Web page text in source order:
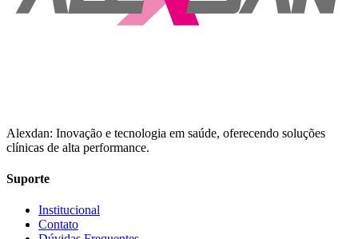
Alexdan: Inovação e tecnologia em saúde, oferecendo soluções
clínicas de alta performance.
Suporte
Institucional
Contato